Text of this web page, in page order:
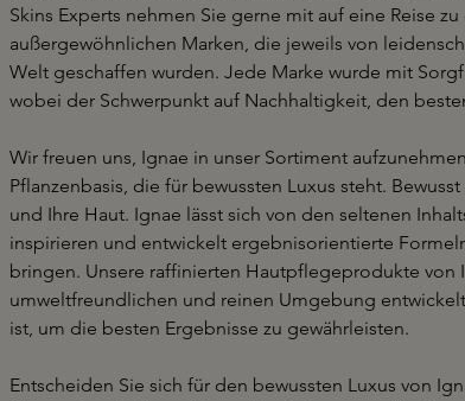
Skins Experts nehmen Sie gerne mit auf eine Reise
außergewöhnlichen Marken, die jeweils von
Welt geschaffen wurden. Jede Marke wurde mit
wobei der Schwerpunkt auf Nachhaltigkeit, den
Wir freuen uns, Ignae in unser Sortiment
Pflanzenbasis, die für bewussten Luxus steht.
und Ihre Haut. Ignae lässt sich von den seltenen
inspirieren und entwickelt ergebnisorientierte
bringen. Unsere raffinierten Hautpflegeprodukte von
umweltfreundlichen und reinen Umgebung
ist, um die besten Ergebnisse zu gewährleisten.
Entscheiden Sie sich für den bewussten Luxus von